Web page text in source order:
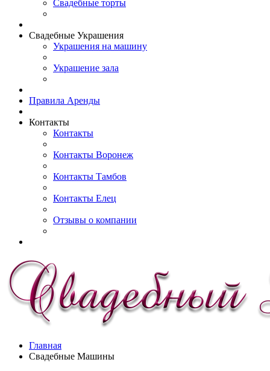
Свадебные торты
Свадебные Украшения
Украшения на машину
Украшение зала
Правила Аренды
Контакты
Контакты
Контакты Воронеж
Контакты Тамбов
Контакты Елец
Отзывы о компании
Главная
Свадебные Машины